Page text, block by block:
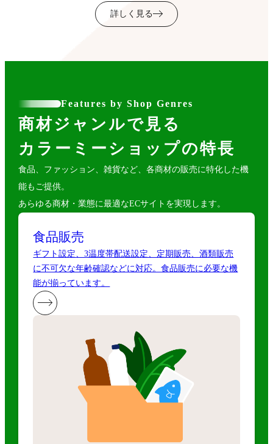
詳しく見る
Features by Shop Genres
商材ジャンルで見る
カラーミーショップの特長
食品、ファッション、雑貨など、各商材の販売に特化した機
能もご提供。
あらゆる商材・業態に最適なECサイトを実現します。
食品販売
ギフト設定、3温度帯配送設定、定期販売、酒類販売
に不可欠な年齢確認などに対応。食品販売に必要な機
能が揃っています。